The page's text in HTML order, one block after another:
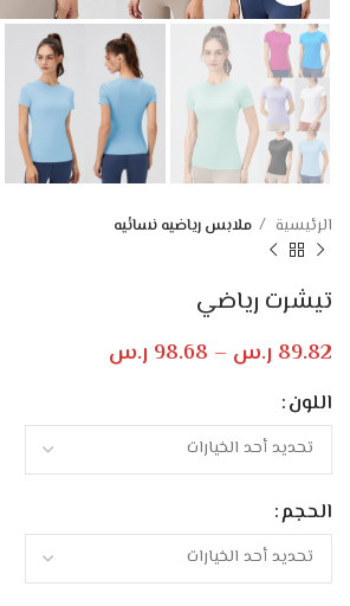
الرئيسية ملابس رياضيه نسائيه
تيشرت رياضي
89.82 ر.س –
98.68 ر.س
اللون
الحجم